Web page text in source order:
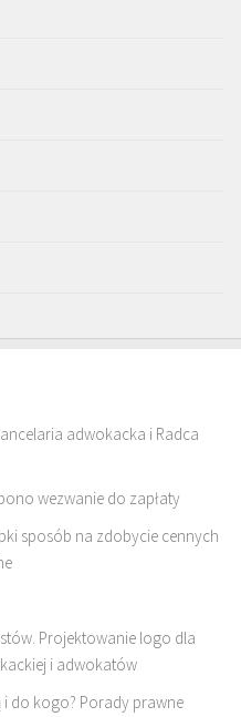
adwokacka i Radca
wezwanie do zapłaty
sposób na zdobycie cennych
Projektowanie logo dla
i adwokatów
i do kogo? Porady prawne